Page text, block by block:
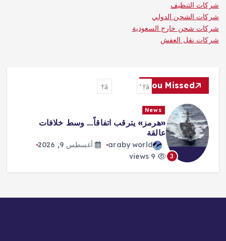
شركات التنظيف
شركات الشحن الدولي
شركات شحن خارج السعودية
شركات نقل العفش
You Missed
3
News
«هرمز» يترقب اتفاقاً… وسط خلافات
عالقة
araby world
أغسطس 9, 2026